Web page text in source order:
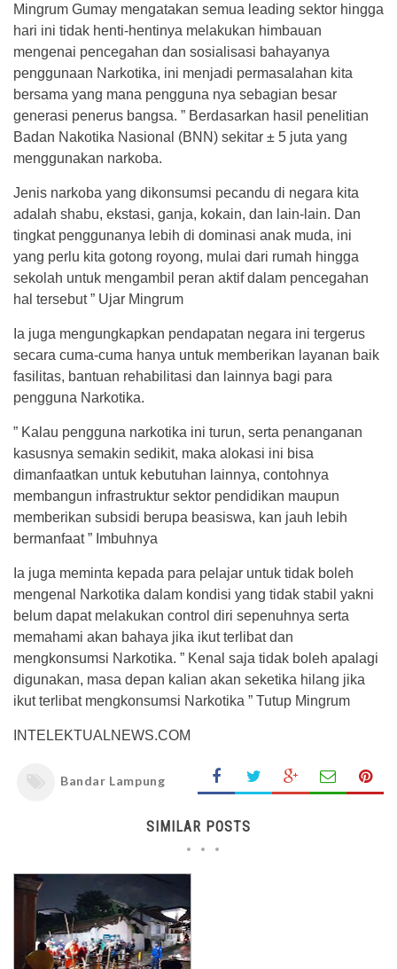
Mingrum Gumay mengatakan semua leading sektor hingga
hari ini tidak henti-hentinya melakukan himbauan
mengenai pencegahan dan sosialisasi bahayanya
penggunaan Narkotika, ini menjadi permasalahan kita
bersama yang mana pengguna nya sebagian besar
generasi penerus bangsa. ” Berdasarkan hasil penelitian
Badan Nakotika Nasional (BNN) sekitar ± 5 juta yang
menggunakan narkoba.
Jenis narkoba yang dikonsumsi pecandu di negara kita
adalah shabu, ekstasi, ganja, kokain, dan lain-lain. Dan
tingkat penggunanya lebih di dominasi anak muda, ini
yang perlu kita gotong royong, mulai dari rumah hingga
sekolah untuk mengambil peran aktif dalam pencegahan
hal tersebut ” Ujar Mingrum
Ia juga mengungkapkan pendapatan negara ini tergerus
secara cuma-cuma hanya untuk memberikan layanan baik
fasilitas, bantuan rehabilitasi dan lainnya bagi para
pengguna Narkotika.
” Kalau pengguna narkotika ini turun, serta penanganan
kasusnya semakin sedikit, maka alokasi ini bisa
dimanfaatkan untuk kebutuhan lainnya, contohnya
membangun infrastruktur sektor pendidikan maupun
memberikan subsidi berupa beasiswa, kan jauh lebih
bermanfaat ” Imbuhnya
Ia juga meminta kepada para pelajar untuk tidak boleh
mengenal Narkotika dalam kondisi yang tidak stabil yakni
belum dapat melakukan control diri sepenuhnya serta
memahami akan bahaya jika ikut terlibat dan
mengkonsumsi Narkotika. ” Kenal saja tidak boleh apalagi
digunakan, masa depan kalian akan seketika hilang jika
ikut terlibat mengkonsumsi Narkotika ” Tutup Mingrum
INTELEKTUALNEWS.COM
Bandar Lampung
SIMILAR POSTS